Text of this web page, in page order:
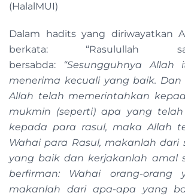
(HalalMUI)
Dalam hadits yang diriwayatkan
berkata: “Rasulullah
bersabda: “Sesungguhnya
menerima kecuali yang baik. Dan
Allah telah memerintahkan
mukmin (seperti) apa yang
kepada para rasul, maka Allah
Wahai para Rasul, makanlah dari
yang baik dan kerjakanlah amal
berfirman: Wahai orang-orang
makanlah dari apa-apa yang